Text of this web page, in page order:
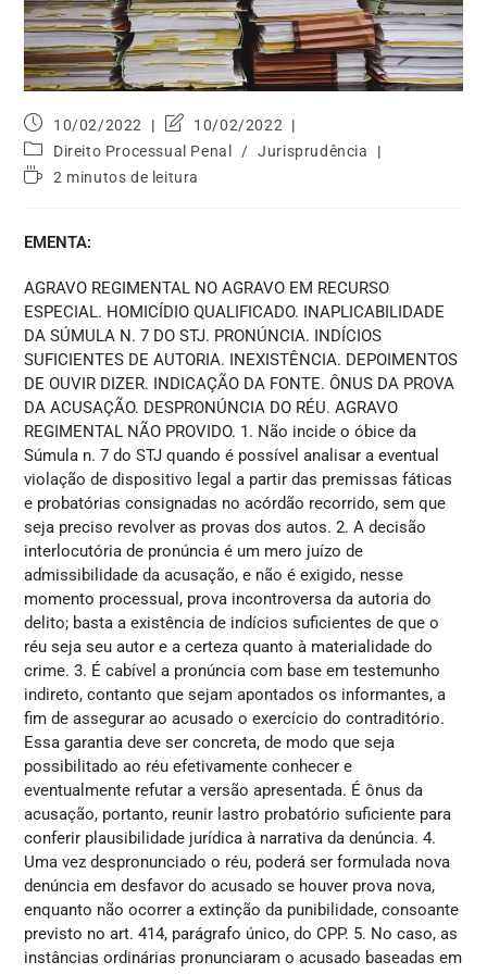
10/02/2022
10/02/2022
Direito Processual Penal
/ Jurisprudência
2 minutos de leitura
EMENTA:
AGRAVO REGIMENTAL NO AGRAVO EM RECURSO
ESPECIAL. HOMICÍDIO QUALIFICADO. INAPLICABILIDADE
DA SÚMULA N. 7 DO STJ. PRONÚNCIA. INDÍCIOS
SUFICIENTES DE AUTORIA. INEXISTÊNCIA. DEPOIMENTOS
DE OUVIR DIZER. INDICAÇÃO DA FONTE. ÔNUS DA PROVA
DA ACUSAÇÃO. DESPRONÚNCIA DO RÉU. AGRAVO
REGIMENTAL NÃO PROVIDO. 1. Não incide o óbice da
Súmula n. 7 do STJ quando é possível analisar a eventual
violação de dispositivo legal a partir das premissas fáticas
e probatórias consignadas no acórdão recorrido, sem que
seja preciso revolver as provas dos autos. 2. A decisão
interlocutória de pronúncia é um mero juízo de
admissibilidade da acusação, e não é exigido, nesse
momento processual, prova incontroversa da autoria do
delito; basta a existência de indícios suficientes de que o
réu seja seu autor e a certeza quanto à materialidade do
crime. 3. É cabível a pronúncia com base em testemunho
indireto, contanto que sejam apontados os informantes, a
fim de assegurar ao acusado o exercício do contraditório.
Essa garantia deve ser concreta, de modo que seja
possibilitado ao réu efetivamente conhecer e
eventualmente refutar a versão apresentada. É ônus da
acusação, portanto, reunir lastro probatório suficiente para
conferir plausibilidade jurídica à narrativa da denúncia. 4.
Uma vez despronunciado o réu, poderá ser formulada nova
denúncia em desfavor do acusado se houver prova nova,
enquanto não ocorrer a extinção da punibilidade, consoante
previsto no art. 414, parágrafo único, do CPP. 5. No caso, as
instâncias ordinárias pronunciaram o acusado baseadas em